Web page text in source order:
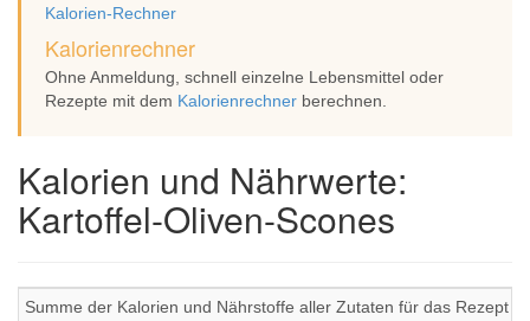
Kalorien-Rechner
Kalorienrechner
Ohne Anmeldung, schnell einzelne Lebensmittel oder
Rezepte mit dem Kalorienrechner berechnen.
Kalorien und Nährwerte:
Kartoffel-Oliven-Scones
Summe der Kalorien und Nährstoffe aller Zutaten für das Rezept